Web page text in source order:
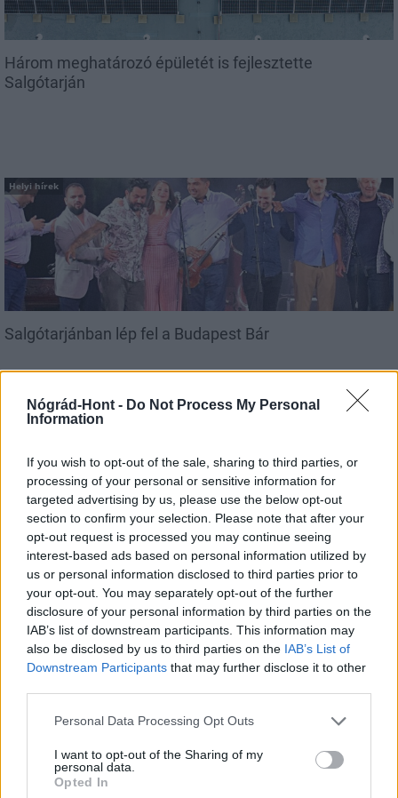
Nógrád-Hont - Do Not Process My Personal
Information
If you wish to opt-out of the sale, sharing to third parties, or
processing of your personal or sensitive information for
targeted advertising by us, please use the below opt-out
section to confirm your selection. Please note that after your
opt-out request is processed you may continue seeing
interest-based ads based on personal information utilized by
us or personal information disclosed to third parties prior to
your opt-out. You may separately opt-out of the further
disclosure of your personal information by third parties on the
IAB’s list of downstream participants. This information may
also be disclosed by us to third parties on the IAB’s List of
Downstream Participants that may further disclose it to other
Please note that this website/app uses one or more Google
not limited to your visit or usage behaviour. You may click to
grant or deny consent to Google and its third-party tags to
use your data for below specified purposes in below Google
Personal Data Processing Opt Outs
I want to opt-out of the Sharing of my
personal data.
Opted In
Három meghatározó épületét is fejlesztette
Salgótarján
Helyi hírek
Salgótarjánban lép fel a Budapest Bár
Helyi hírek
Nagyot lép előre Nógrád buszos elérhetősége
MAGYAR ÉPÍTŐK